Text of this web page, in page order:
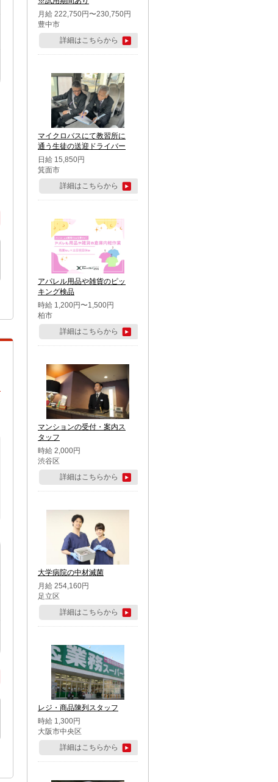
月給 222,750円〜230,750円
豊中市
詳細はこちらから
マイクロバスにて教習所に
通う生徒の送迎ドライバー
日給 15,850円
箕面市
詳細はこちらから
アパレル用品や雑貨のピッ
キング検品
時給 1,200円〜1,500円
柏市
詳細はこちらから
マンションの受付・案内ス
タッフ
時給 2,000円
渋谷区
詳細はこちらから
大学病院の中材滅菌
月給 254,160円
足立区
詳細はこちらから
レジ・商品陳列スタッフ
時給 1,300円
大阪市中央区
詳細はこちらから